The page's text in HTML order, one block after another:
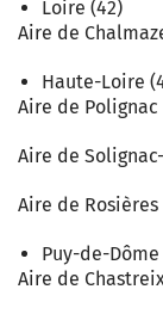
Loire (42)
Aire de
Haute-Loire
Aire de Polignac
Aire de
Aire de Rosières
Puy-de-Dôme
Aire de